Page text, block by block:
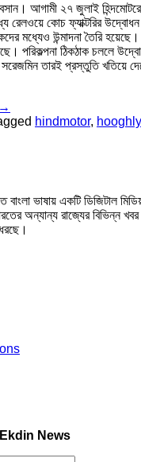
আগামী ২৭ জুলাই
কোচ ফ্যাক্টরির উদ্বোধন
মধ্যেও উন্মাদনা তৈরি
পরিকল্পনা ঠিকঠাক চললে
সরেজমিন তারই প্রস্তুতি খতিয়ে
→
hindmotor, hooghly
ভাষায় একটি ডিজিটাল
অন্যান্য রাজ্যের বিভিন্ন
Ekdin News